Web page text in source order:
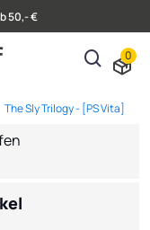
50,- €
0
The Sly Trilogy - [PS Vita]